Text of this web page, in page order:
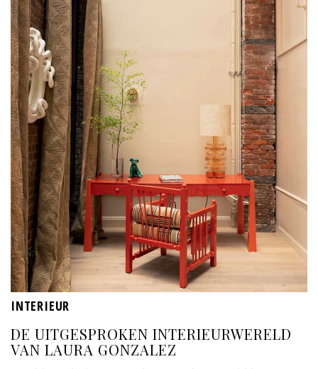
INTERIEUR
DE UITGESPROKEN INTERIEURWERELD
VAN LAURA GONZALEZ